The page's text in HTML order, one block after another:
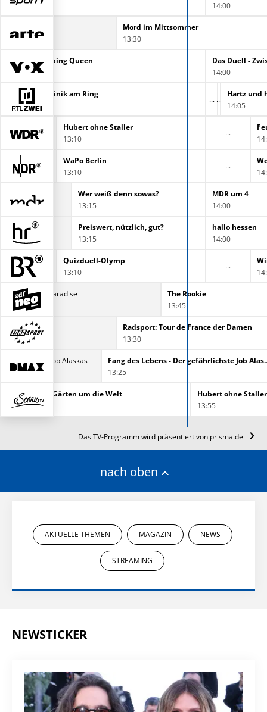
13:00
14:00
Mord im Mittsommer
13:30
Shopping Queen
13:00
Das Duell -
14:00
Südklinik am Ring
13:00
Hartz und
14:05
Hubert ohne Staller
13:10
WaPo Berlin
13:10
Wer weiß denn sowas?
13:15
MDR um 4
14:00
Preiswert, nützlich, gut?
13:15
hallo hessen
14:00
Quizduell-Olymp
13:10
Death in Paradise
12:55
The Rookie
13:45
Radsport: Tour de France der Damen
13:30
gefährlichste Job Alaskas
Fang des
13:25
In 80 Gärten um die Welt
13:00
Hubert ohne Staller
13:55
Das TV-Programm wird präsentiert von prisma.de
nach oben
AKTUELLE THEMEN MAGAZIN NEWS
STREAMING
NEWSTICKER